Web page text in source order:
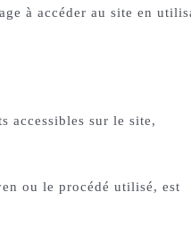
à accéder au site en
accessibles sur le site,
ou le procédé utilisé, est